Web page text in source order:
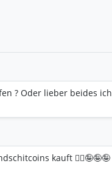
? Oder lieber beides ich
kauft 🤷‍♂️🤪🤪🤪